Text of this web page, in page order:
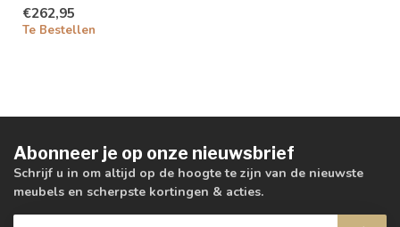
€262,95
Te Bestellen
Abonneer je op onze nieuwsbrief
Schrijf u in om altijd op de hoogte te zijn van de nieuwste
meubels en scherpste kortingen & acties.